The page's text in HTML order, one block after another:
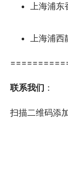
上海浦
上海浦
联系我们 ：
扫描二维码添